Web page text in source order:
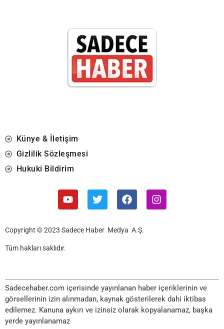
Künye & İletişim
Gizlilik Sözleşmesi
Hukuki Bildirim
Copyright © 2023 Sadece Haber Medya A.Ş.
Tüm hakları saklıdır.
Sadecehaber.com içerisinde yayınlanan haber içeriklerinin ve
görsellerinin izin alınmadan, kaynak gösterilerek dahi iktibas
edilemez. Kanuna aykırı ve izinsiz olarak kopyalanamaz, başka
yerde yayınlanamaz